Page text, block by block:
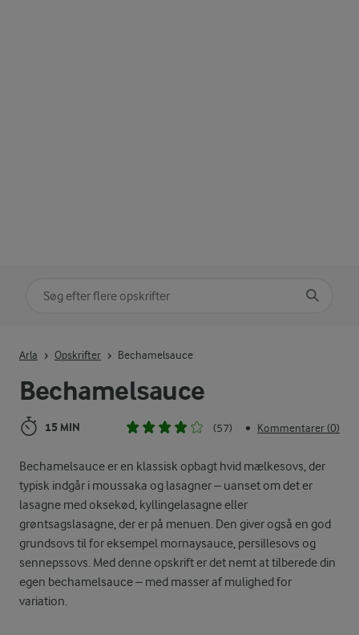
Bechamelsauce
15 MIN (57) • Kommentarer (0)
Bechamelsauce er en klassisk opbagt hvid mælkesovs, der
typisk indgår i moussaka og lasagner – uanset om det er
lasagne med oksekød, kyllingelasagne eller
grøntsagslasagne, der er på menuen. Den giver også en god
grundsovs til for eksempel mornaysauce, persillesovs og
sennepssovs. Med denne opskrift er det nemt at tilberede din
egen bechamelsauce – med masser af mulighed for
variation.
Arla Opskrifter Bechamelsauce
Søg på kategori